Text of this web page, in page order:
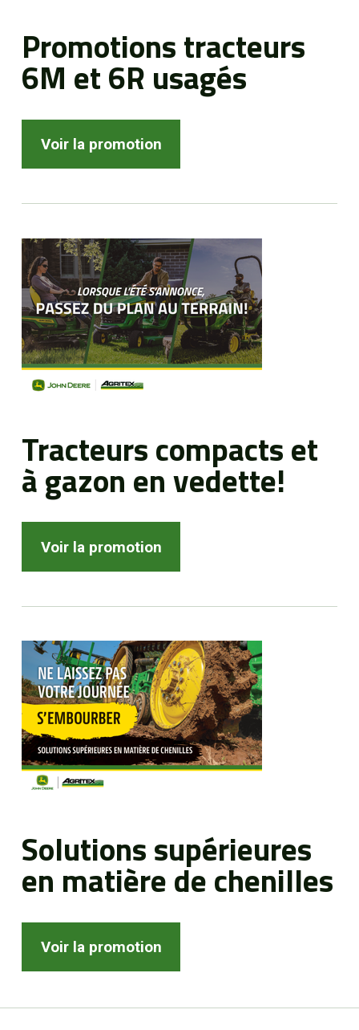
Promotions tracteurs
6M et 6R usagés
Voir la promotion
Tracteurs compacts et
à gazon en vedette!
Voir la promotion
Solutions supérieures
en matière de chenilles
Voir la promotion